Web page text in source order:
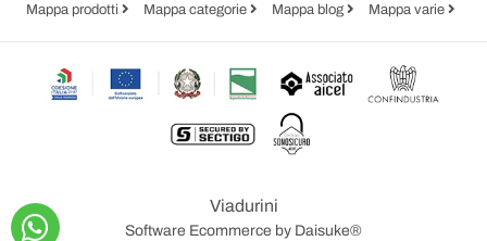
Mappa prodotti Mappa categorie Mappa blog Mappa varie
Viadurini
Software Ecommerce by Daisuke®